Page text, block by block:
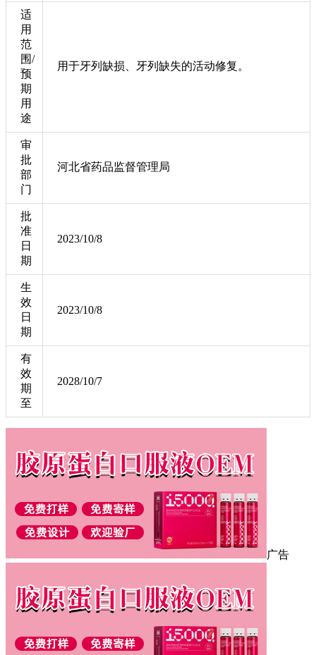
适
用
范
围/
预
期
用
途
用于牙列缺损、牙列缺失的活动修复。
审
批
部
门
河北省药品监督管理局
批
准
日
期
2023/10/8
生
效
日
期
2023/10/8
有
效
期
至
2028/10/7
广告